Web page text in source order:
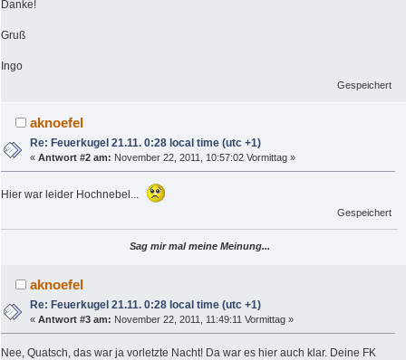
Danke!
Gruß
Ingo
Gespeichert
aknoefel
Re: Feuerkugel 21.11. 0:28 local time (utc +1)
«Antwort #2 am: November 22, 2011, 10:57:02 Vormittag »
Hier war leider Hochnebel...
Gespeichert
Sag mir mal meine Meinung...
aknoefel
Re: Feuerkugel 21.11. 0:28 local time (utc +1)
«Antwort #3 am: November 22, 2011, 11:49:11 Vormittag »
Nee, Quatsch, das war ja vorletzte Nacht! Da war es hier auch klar. Deine FK